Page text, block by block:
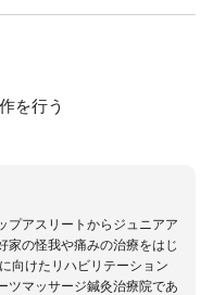
を行う
プアスリートからジュニアア
家の怪我や痛みの治療をはじ
向けたリハビリテーション
ツマッサージ鍼灸治療院であ